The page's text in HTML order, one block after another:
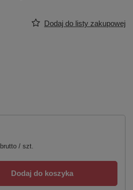
Dodaj do listy zakupowej
brutto / szt.
Dodaj do koszyka